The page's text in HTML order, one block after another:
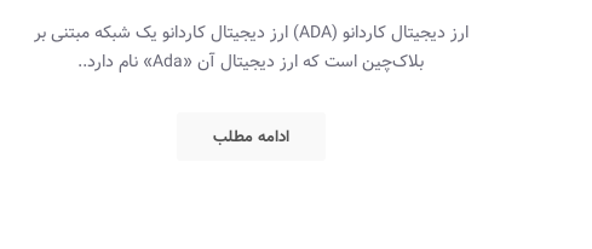
ارز دیجیتال کاردانو (ADA) ارز دیجیتال کاردانو یک شبکه مبتنی بر
بلاک‌چین است که ارز دیجیتال آن «Ada» نام دارد..
ادامه مطلب